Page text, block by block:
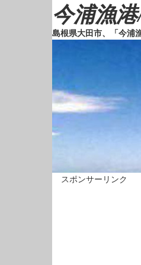
今浦漁
島根県大田市、「今浦
スポンサーリンク